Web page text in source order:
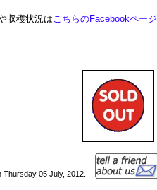
収穫状況はこちらのFacebookページ
Thursday 05 July, 2012.